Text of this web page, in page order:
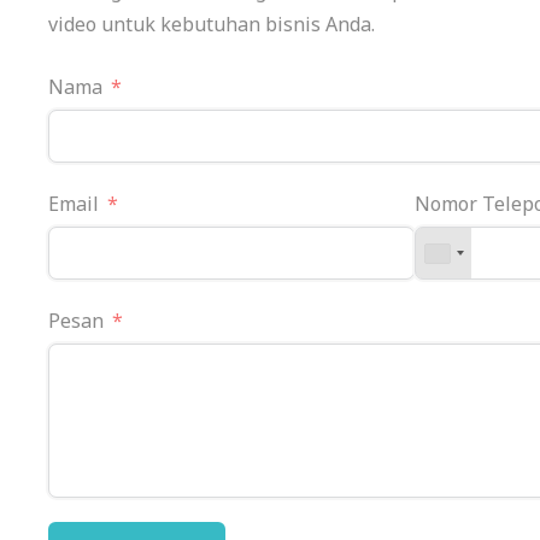
video untuk kebutuhan bisnis Anda.
Nama
Email Nomor
Pesan